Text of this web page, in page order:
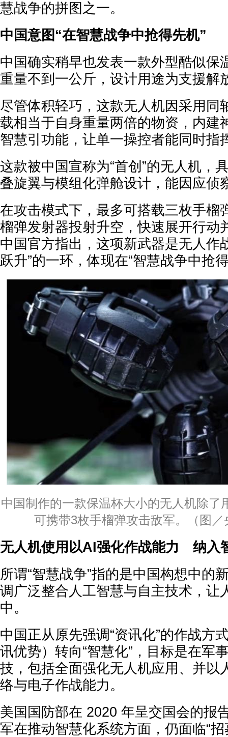
慧战争的拼图之一。
中国意图“在智慧战争中抢得先机”
中国确实稍早也发表一款外型酷似保
重量不到一公斤，设计用途为支援解
尽管体积轻巧，这款无人机因采用同
载相当于自身重量两倍的物资，内建
智慧引功能，让单一操控者能同时指
这款被中国宣称为“首创”的无人机，
叠旋翼与模组化弹舱设计，能因应侦
在攻击模式下，最多可搭载三枚手榴
榴弹发射器投射升空，快速展开行动
中国官方指出，这项新武器是无人作
跃升”的一环，体现在“智慧战争中抢
中国制作的一款保温杯大小的无人机除了
可携带3枚手榴弹攻击敌军。（图
无人机使用以AI强化作战能力 纳入
所谓“智慧战争”指的是中国构想中的
调广泛整合人工智慧与自主技术，让
中。
中国正从原先强调“资讯化”的作战方
讯优势）转向“智慧化”，目标是在军
技，包括全面强化无人机应用、并以
络与电子作战能力。
美国国防部在 2020 年呈交国会的报
军在推动智慧化系统方面，仍面临“